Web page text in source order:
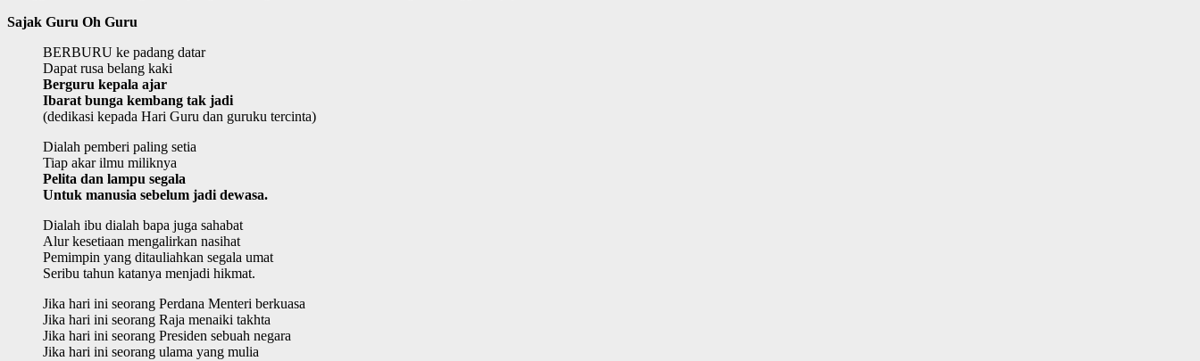
Sajak Guru Oh Guru
BERBURU ke padang datar
Dapat rusa belang kaki
Berguru kepala ajar
Ibarat bunga kembang tak jadi
(dedikasi kepada Hari Guru dan guruku tercinta)
Dialah pemberi paling setia
Tiap akar ilmu miliknya
Pelita dan lampu segala
Untuk manusia sebelum jadi dewasa.
Dialah ibu dialah bapa juga sahabat
Alur kesetiaan mengalirkan nasihat
Pemimpin yang ditauliahkan segala umat
Seribu tahun katanya menjadi hikmat.
Jika hari ini seorang Perdana Menteri berkuasa
Jika hari ini seorang Raja menaiki takhta
Jika hari ini seorang Presiden sebuah negara
Jika hari ini seorang ulama yang mulia